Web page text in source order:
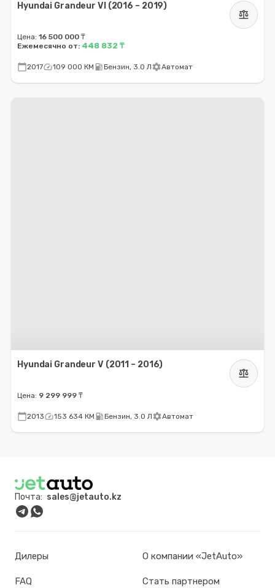
Hyundai Grandeur VI (2016 – 2019)
balance
Цена: 16 500 000 ₸
Ежемесячно от: 448 832 ₸
calendar_today2017speed109 000 КМ local_gas_stationБензин, 3.0 ЛsettingsАвтомат
Hyundai Grandeur V (2011 – 2016)
balance
Цена: 9 299 999 ₸
calendar_today2013speed153 634 КМ local_gas_stationБензин, 3.0 ЛsettingsАвтомат
Почта: sales@jetauto.kz
Дилеры О компании «JetAuto»
FAQ Стать партнером